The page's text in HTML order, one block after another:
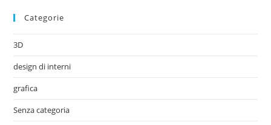
Categorie
3D
design di interni
grafica
Senza categoria